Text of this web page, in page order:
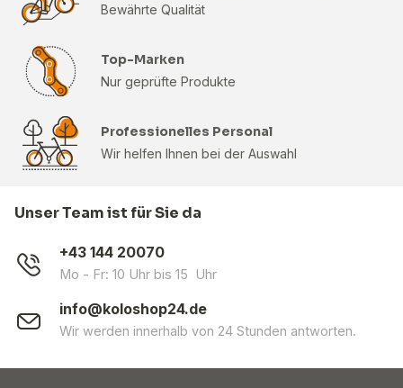
Bewährte Qualität
Top-Marken
Nur geprüfte Produkte
Professionelles Personal
Wir helfen Ihnen bei der Auswahl
Unser Team ist für Sie da
+43 144 20070
Mo - Fr: 10 Uhr bis 15 Uhr
info@koloshop24.de
Wir werden innerhalb von 24 Stunden antworten.